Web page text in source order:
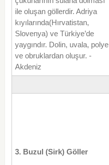
ile oluşan göllerdir. Adriya
kıyılarında(Hırvatistan,
Slovenya) ve Türkiye’de
yaygındır. Dolin, uvala, polye
ve obruklardan oluşur. -
Akdeniz
3. Buzul (Sirk) Göller